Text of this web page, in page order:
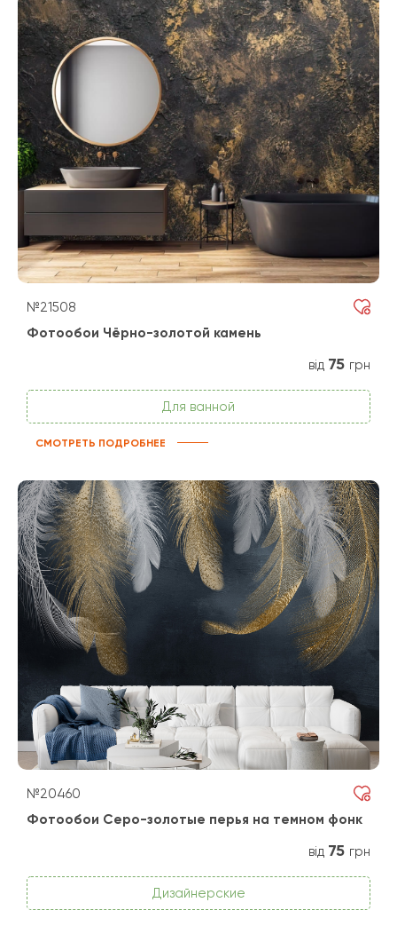
№21508
Фотообои Чёрно-золотой камень
від 75 грн
Для ванной
СМОТРЕТЬ ПОДРОБНЕЕ
№20460
Фотообои Серо-золотые перья на темном фонк
від 75 грн
Дизайнерские